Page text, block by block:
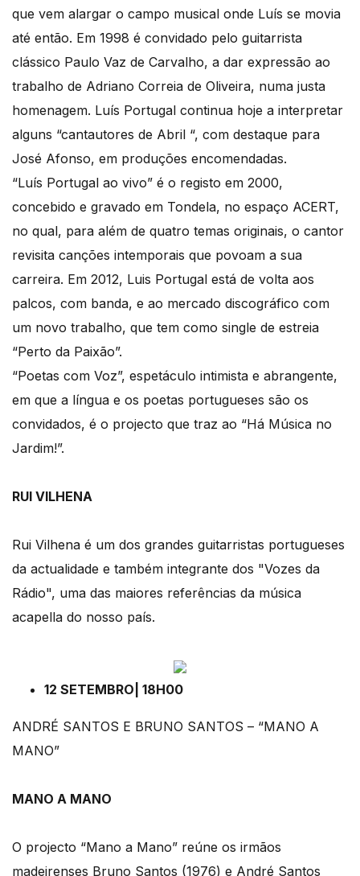
que vem alargar o campo musical onde Luís se movia
até então. Em 1998 é convidado pelo guitarrista
clássico Paulo Vaz de Carvalho, a dar expressão ao
trabalho de Adriano Correia de Oliveira, numa justa
homenagem. Luís Portugal continua hoje a interpretar
alguns “cantautores de Abril “, com destaque para
José Afonso, em produções encomendadas.
“Luís Portugal ao vivo” é o registo em 2000,
concebido e gravado em Tondela, no espaço ACERT,
no qual, para além de quatro temas originais, o cantor
revisita canções intemporais que povoam a sua
carreira. Em 2012, Luis Portugal está de volta aos
palcos, com banda, e ao mercado discográfico com
um novo trabalho, que tem como single de estreia
“Perto da Paixão”.
“Poetas com Voz”, espetáculo intimista e abrangente,
em que a língua e os poetas portugueses são os
convidados, é o projecto que traz ao “Há Música no
Jardim!”.
RUI VILHENA
Rui Vilhena é um dos grandes guitarristas portugueses
da actualidade e também integrante dos "Vozes da
Rádio", uma das maiores referências da música
acapella do nosso país.
12 SETEMBRO| 18H00
ANDRÉ SANTOS E BRUNO SANTOS – “MANO A
MANO”
MANO A MANO
O projecto “Mano a Mano” reúne os irmãos
madeirenses Bruno Santos (1976) e André Santos